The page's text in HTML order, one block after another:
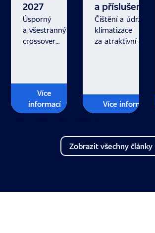
2027
Úsporný
a všestranný
crossover
Více
informací
a příslušenství.
Čištění a údržba
klimatizace
za atraktivní ceny.
Více informací
Zobrazit všechny články